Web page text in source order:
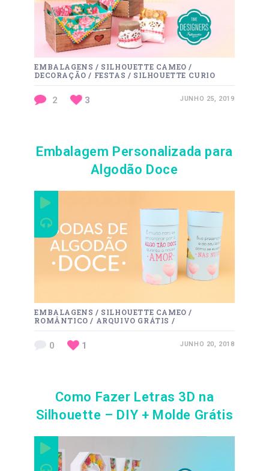
EMBALAGENS / SILHOUETTE CAMEO /
DECORAÇÃO / FESTAS / SILHOUETTE CURIO
2 3 JUNHO 25, 2019
Embalagem Personalizada para
Algodão Doce
EMBALAGENS / SILHOUETTE CAMEO /
ROMÂNTICO / ARQUIVO GRÁTIS /
0 1 JUNHO 20, 2018
Como Fazer Letras 3D na
Silhouette – DIY + Molde Grátis